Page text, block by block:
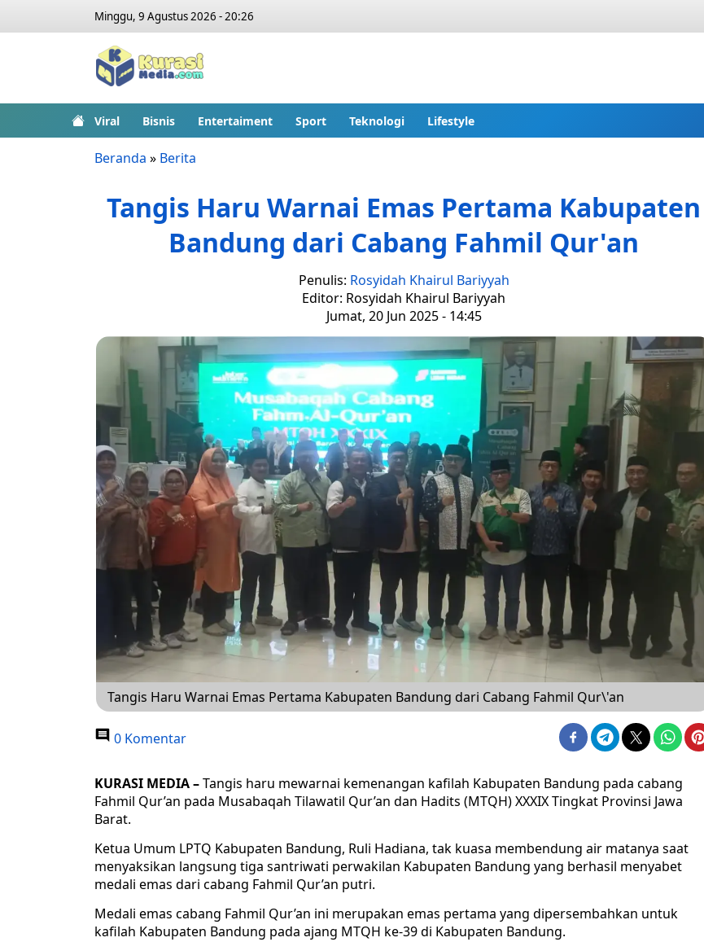
Minggu, 9 Agustus 2026 - 20:26
Viral Bisnis Entertaiment Sport Teknologi Lifestyle
Beranda » Berita
Tangis Haru Warnai Emas Pertama Kabupaten
Bandung dari Cabang Fahmil Qur'an
Penulis: Rosyidah Khairul Bariyyah
Editor: Rosyidah Khairul Bariyyah
Jumat, 20 Jun 2025 - 14:45
Tangis Haru Warnai Emas Pertama Kabupaten Bandung dari Cabang Fahmil Qur\'an
0 Komentar
KURASI MEDIA –Tangis haru mewarnai kemenangan kafilah Kabupaten Bandung pada cabang
Fahmil Qur’an pada Musabaqah Tilawatil Qur’an dan Hadits (MTQH) XXXIX Tingkat Provinsi Jawa
Barat.
Ketua Umum LPTQ Kabupaten Bandung, Ruli Hadiana, tak kuasa membendung air matanya saat
menyaksikan langsung tiga santriwati perwakilan Kabupaten Bandung yang berhasil menyabet
medali emas dari cabang Fahmil Qur’an putri.
Medali emas cabang Fahmil Qur’an ini merupakan emas pertama yang dipersembahkan untuk
kafilah Kabupaten Bandung pada ajang MTQH ke-39 di Kabupaten Bandung.